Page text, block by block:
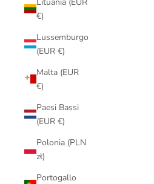
€)
Lussemburgo
(EUR €)
Malta (EUR
€)
Paesi Bassi
(EUR €)
Polonia (PLN
zł)
Portogallo